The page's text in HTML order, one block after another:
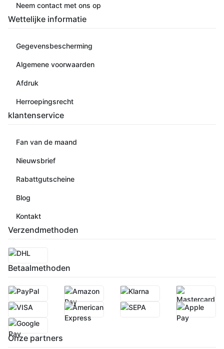
Neem contact met ons op
Wettelijke informatie
Gegevensbescherming
Algemene voorwaarden
Afdruk
Herroepingsrecht
klantenservice
Fan van de maand
Nieuwsbrief
Rabattgutscheine
Blog
Kontakt
Verzendmethoden
Betaalmethoden
Onze partners